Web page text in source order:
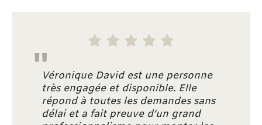
    
"Véronique David est une personne
très engagée et disponible. Elle
répond à toutes les demandes sans
délai et a fait preuve d’un grand